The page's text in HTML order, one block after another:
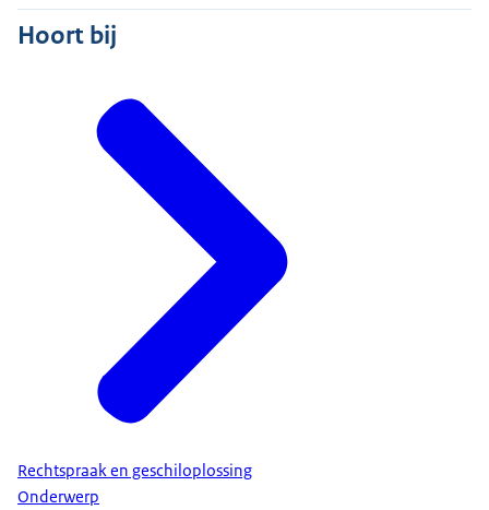
Hoort bij
Rechtspraak en geschiloplossing
Onderwerp